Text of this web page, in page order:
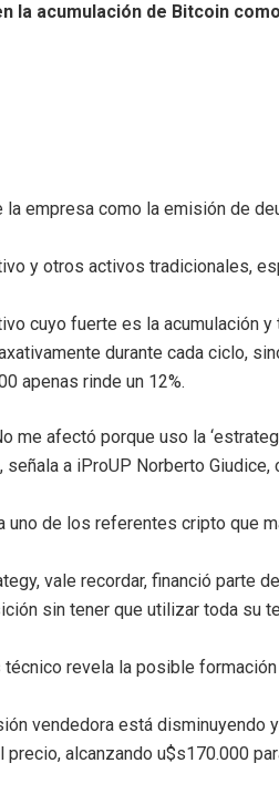
la acumulación de Bitcoin
empresa como la emisión de
y otros activos tradicionales,
cuyo fuerte es la acumulación y
durante cada ciclo,
apenas rinde un 12%.
me afectó porque uso la
a iProUP Norberto
uno de los referentes cripto que
vale recordar, financió parte
sin tener que utilizar toda su
revela la posible
vendedora está disminuyendo
alcanzando u$s170.000